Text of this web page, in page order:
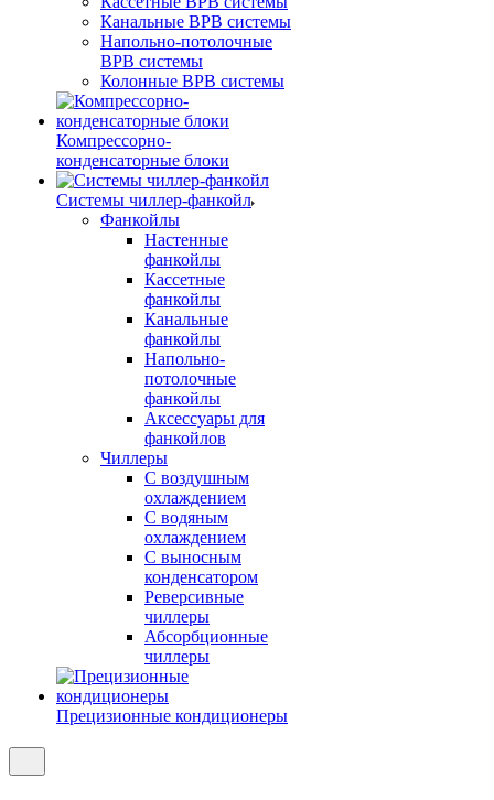
Канальные ВРВ системы
Напольно-потолочные
ВРВ системы
Колонные ВРВ системы
Компрессорно-
конденсаторные блоки
Системы чиллер-фанкойл
Фанкойлы
Настенные
фанкойлы
Кассетные
фанкойлы
Канальные
фанкойлы
Напольно-
потолочные
фанкойлы
Аксессуары для
фанкойлов
Чиллеры
С воздушным
охлаждением
С водяным
охлаждением
С выносным
конденсатором
Реверсивные
чиллеры
Абсорбционные
чиллеры
Прецизионные кондиционеры